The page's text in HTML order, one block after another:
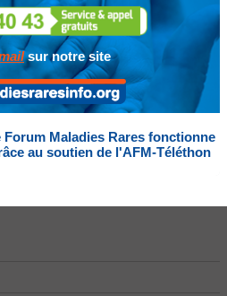
sur notre site
Forum Maladies Rares fonctionne
au soutien de l'AFM-Téléthon